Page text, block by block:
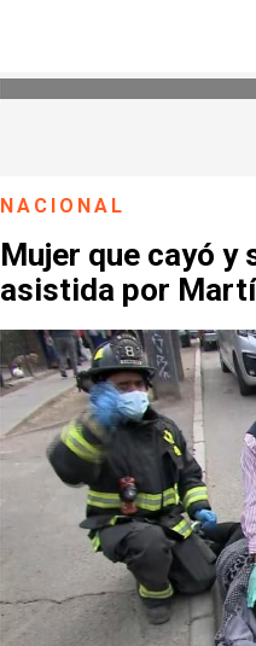
NACIONAL
Mujer que cayó y
asistida por